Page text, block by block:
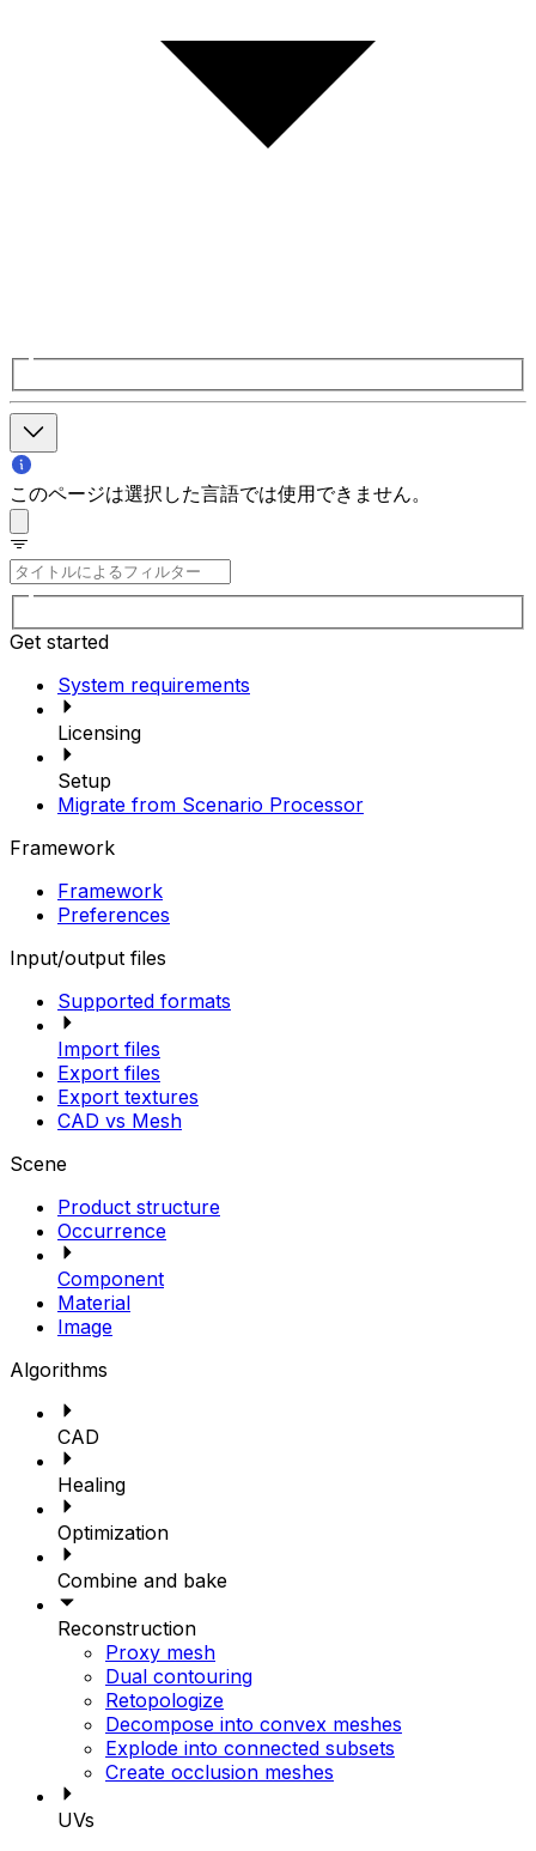
このページは選択した言語では使用できません。
Get started
System requirements
Licensing
Setup
Migrate from Scenario Processor
Framework
Framework
Preferences
Input/output files
Supported formats
Import files
Export files
Export textures
CAD vs Mesh
Scene
Product structure
Occurrence
Component
Material
Image
Algorithms
CAD
Healing
Optimization
Combine and bake
Reconstruction
Proxy mesh
Dual contouring
Retopologize
Decompose into convex meshes
Explode into connected subsets
Create occlusion meshes
UVs